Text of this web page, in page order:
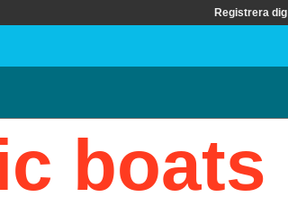
Registrera dig
boats